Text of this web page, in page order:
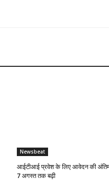
Newsbeat
आईटीआई प्रवेश के लिए आवेदन की अंतिम
7 अगस्त तक बढ़ी